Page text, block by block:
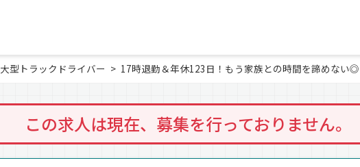
大型トラックドライバー 17時退勤＆年休123日！もう家族との時間を諦めない◎
この求人は現在、募集を行っておりません。